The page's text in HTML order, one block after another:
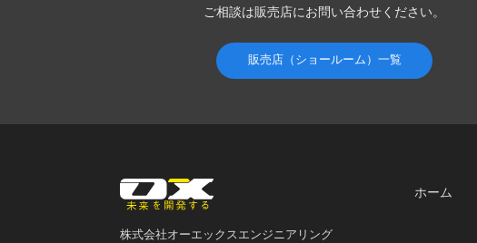
ご相談は販売店にお問い合わせください。
販売店（ショールーム）一覧
ホーム
株式会社オーエックスエンジニアリング